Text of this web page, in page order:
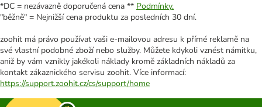
*DC = nezávazně doporučená cena ** Podmínky.
"běžně" = Nejnižší cena produktu za posledních 30 dní.
zoohit má právo používat vaši e-mailovou adresu k přímé reklamě na
své vlastní podobné zboží nebo služby. Můžete kdykoli vznést námitku,
aniž by vám vznikly jakékoli náklady kromě základních nákladů za
kontakt zákaznického servisu zoohit. Více informací:
https://support.zoohit.cz/cs/support/home